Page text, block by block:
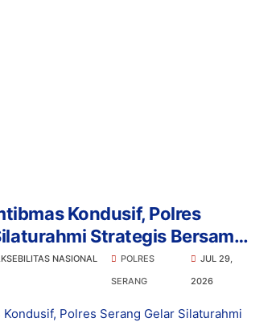
Kondusif, Polres
Strategis Bersama
NASIONAL
POLRES
SERANG
JUL 29,
2026
Polres Serang Gelar Silaturahmi